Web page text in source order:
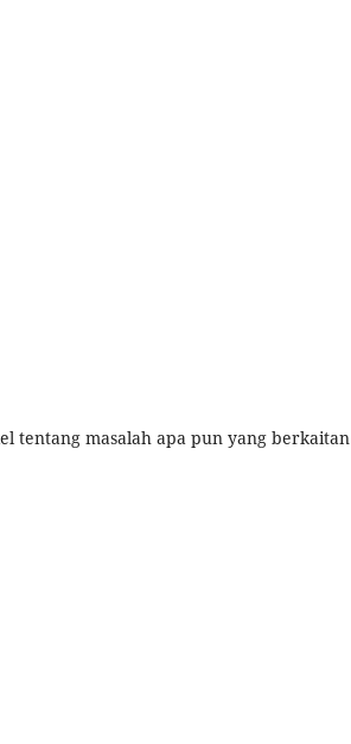
tentang masalah apa pun yang berkaitan